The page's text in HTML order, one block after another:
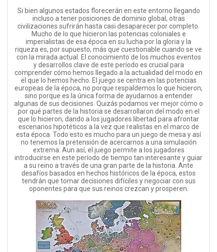
Si bien algunos estados florecerán en este entorno llegando
incluso a tener posiciones de dominio global, otras
civilizaciones sufrirán hasta casi desaparecer por completo.
Mucho de lo que hicieron las potencias coloniales e
imperialistas de esa época en su lucha por la gloria y la
riqueza es, por supuesto, más que cuestionable cuando se ve
con la mirada actual. El conocimiento de los muchos eventos
y desarrollos clave de este período es crucial para
comprender cómo hemos llegado a la actualidad del modo en
el que lo hemos hecho. El juego se centra en las potencias
europeas de la época, no porque respaldemos lo que hicieron,
sino porque es la única forma de ayudarnos a entender
algunas de sus decisiones. Quizás podamos ver mejor cómo o
por qué partes de la historia se desarrollaron del modo en el
que lo hicieron, dando a los jugadores libertad para afrontar
escenarios hipotéticos a la vez que realistas en el marco de
esta época. Todo esto es mucho para un juego de mesa y así
no tenemos la pretensión de acercarnos a una simulación
extrema. Aun así, el juego permite a los jugadores
introducirse en este período de tiempo tan interesante y guiar
a su reino a través de una gran parte de la historia. Ante
desafíos basados en hechos históricos de la época, estos
tendrán que tomar decisiones difíciles y negociar con sus
oponentes para que sus reinos crezcan y prosperen.